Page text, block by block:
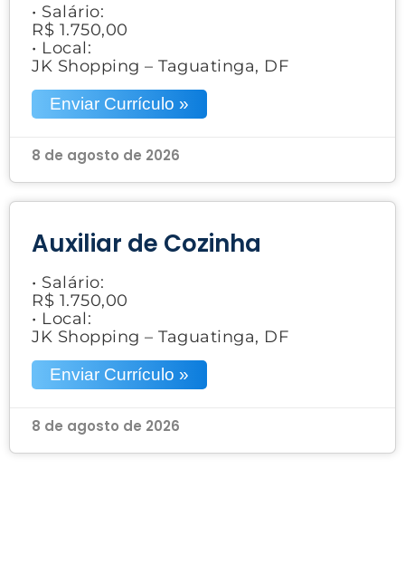
• Salário:
R$ 1.750,00
• Local:
JK Shopping – Taguatinga, DF
Enviar Currículo »
8 de agosto de 2026
Auxiliar de Cozinha
• Salário:
R$ 1.750,00
• Local:
JK Shopping – Taguatinga, DF
Enviar Currículo »
8 de agosto de 2026